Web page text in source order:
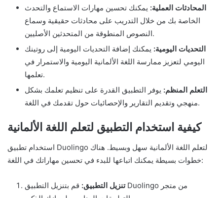
المحادثات العملية: يمكنك تحسين مهارات الاستماع والتحدث
الخاصة بك من خلال التدريب على محادثات حقيقية وسماع
النصوص المنطوقة من المتحدثين الأصليين.
التحديات اليومية: يمكنك إضافة التحديات اليومية إلى روتينك
اليومي لتعزيز ممارسة اللغة الألمانية اليومية والاستمرار في
تعلمها.
التعلم المنظم: يوفر التطبيق القدرة على تنظيم تعلمك بشكل
منهجي وتقديم التقارير والإحصائيات حول تقدمك في اللغة.
كيفية استخدام التطبيق لتعلم اللغة الألمانية
استخدام تطبيق Duolingo لتعلم اللغة الألمانية سهل وبسيط. هناك
خطوات بسيطة يمكنك اتباعها للبدء في تحسين مهاراتك في اللغة:
تنزيل التطبيق: قم بتنزيل التطبيق Duolingo من متجر